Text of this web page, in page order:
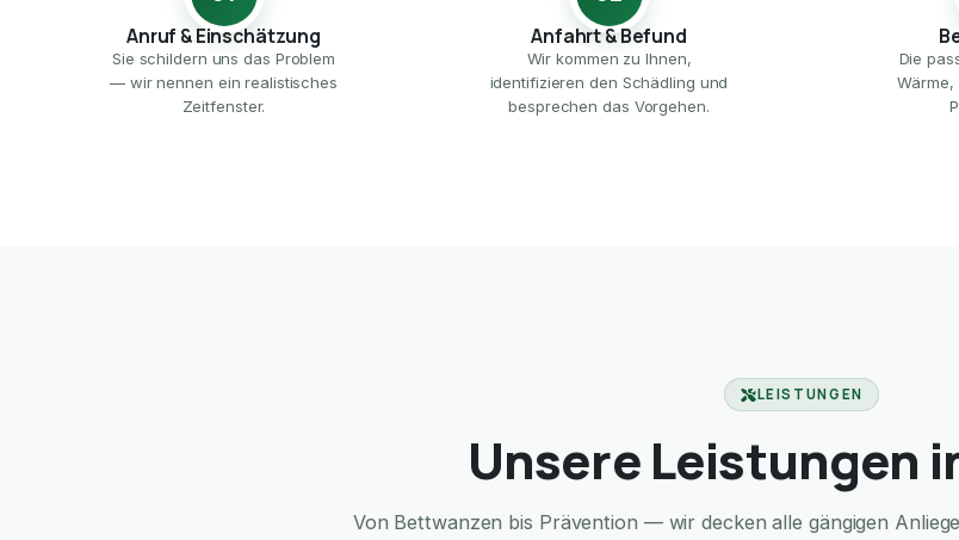
Anruf & Einschätzung
Sie schildern uns das Problem
— wir nennen ein realistisches
Zeitfenster.
Anfahrt & Befund
Wir kommen zu Ihnen,
identifizieren den Schädling und
besprechen das Vorgehen.
Die
Wärme,
LEISTUNGEN
Unsere Leistungen
Von Bettwanzen bis Prävention — wir decken alle gängigen